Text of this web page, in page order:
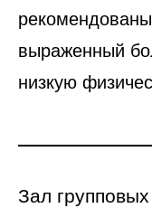
выраженный
низкую
Зал